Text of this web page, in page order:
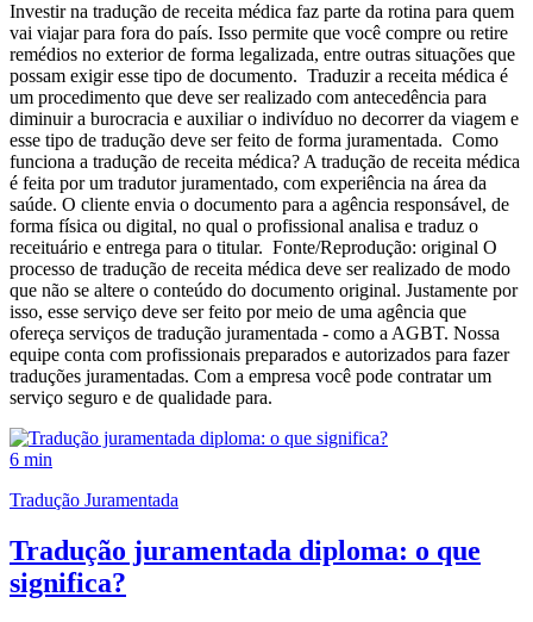
Investir na tradução de receita médica faz parte da rotina para quem
vai viajar para fora do país. Isso permite que você compre ou retire
remédios no exterior de forma legalizada, entre outras situações que
possam exigir esse tipo de documento. Traduzir a receita médica é
um procedimento que deve ser realizado com antecedência para
diminuir a burocracia e auxiliar o indivíduo no decorrer da viagem e
esse tipo de tradução deve ser feito de forma juramentada. Como
funciona a tradução de receita médica? A tradução de receita médica
é feita por um tradutor juramentado, com experiência na área da
saúde. O cliente envia o documento para a agência responsável, de
forma física ou digital, no qual o profissional analisa e traduz o
receituário e entrega para o titular. Fonte/Reprodução: original O
processo de tradução de receita médica deve ser realizado de modo
que não se altere o conteúdo do documento original. Justamente por
isso, esse serviço deve ser feito por meio de uma agência que
ofereça serviços de tradução juramentada - como a AGBT. Nossa
equipe conta com profissionais preparados e autorizados para fazer
traduções juramentadas. Com a empresa você pode contratar um
serviço seguro e de qualidade para.
6 min
Tradução Juramentada
Tradução juramentada diploma: o que
significa?